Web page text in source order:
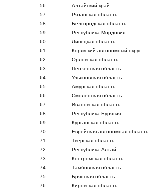
56
Алтайский край
57
Рязанская область
58
Белгородская область
59
Республика Мордовия
60
Липецкая область
61
Корякский автономный округ
62
Орловская область
63
Пензенская область
64
Ульяновская область
65
Амурская область
66
Смоленская область
67
Ивановская область
68
Республика Бурятия
69
Курганская область
70
Еврейская автономная область
71
Тверская область
72
Республика Алтай
73
Костромская область
74
Тамбовская область
75
Брянская область
76
Кировская область